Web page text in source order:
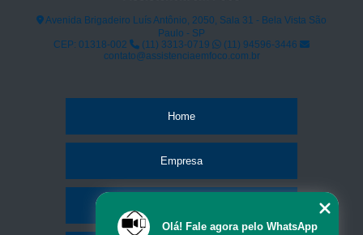
Avenida Brigadeiro Luís Antônio, 2050, Sala 31 - Bela Vista São
Paulo - SP
CEP: 01318-002
(11) 3313-0719
(11) 94596-3446
contato@assistenciaemfoco.com.br
Home
Empresa
Olá! Fale agora pelo WhatsApp